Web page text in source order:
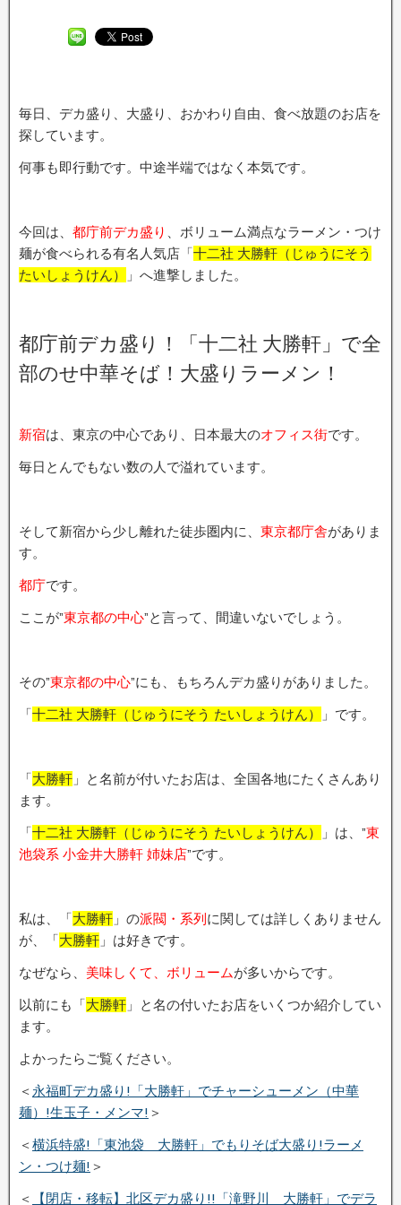
毎日、デカ盛り、大盛り、おかわり自由、食べ放題のお店を
探しています。
何事も即行動です。中途半端ではなく本気です。
今回は、 都庁前デカ盛り
、ボリューム満点なラーメン・つけ
麺が食べられる有名人気店「十二社 大勝軒（じゅうにそう
たいしょうけん）
」へ進撃しました。
都庁前デカ盛り！「十二社 大勝軒」で全
部のせ中華そば！大盛りラーメン！
新宿は、東京の中心であり、日本最大のオフィス街です。
毎日とんでもない数の人で溢れています。
そして新宿から少し離れた徒歩圏内に、 東京都庁舎がありま
す。
都庁です。
ここが”東京都の中心”と言って、間違いないでしょう。
その”東京都の中心”にも、もちろんデカ盛りがありました。
「十二社 大勝軒（じゅうにそう たいしょうけん） 」です。
「大勝軒 」と名前が付いたお店は、全国各地にたくさんあり
ます。
「十二社 大勝軒（じゅうにそう たいしょうけん） 」は、”東
池袋系 小金井大勝軒 姉妹店”です。
私は、「大勝軒 」の派閥・系列 に関しては詳しくありません
が、「大勝軒 」は好きです。
なぜなら、 美味しくて、ボリュームが多いからです。
以前にも「大勝軒 」と名の付いたお店をいくつか紹介してい
ます。
よかったらご覧ください。
＜ 永福町デカ盛り!「大勝軒」でチャーシューメン（中華
麺）!生玉子・メンマ! ＞
＜横浜特盛!「東池袋 大勝軒」でもりそば大盛り!ラーメ
ン・つけ麺! ＞
＜ 【閉店・移転】北区デカ盛り!!「滝野川 大勝軒」でデラ